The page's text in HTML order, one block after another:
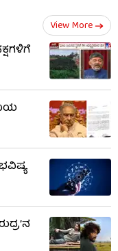
View More